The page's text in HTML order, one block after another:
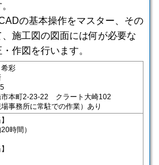
の基本操作をマスター、その
施工図の図面には何が必要な
作図を行います。
彩
市本町2-23-22 クラート大崎102
事務所に常駐での作業）あり
時間）